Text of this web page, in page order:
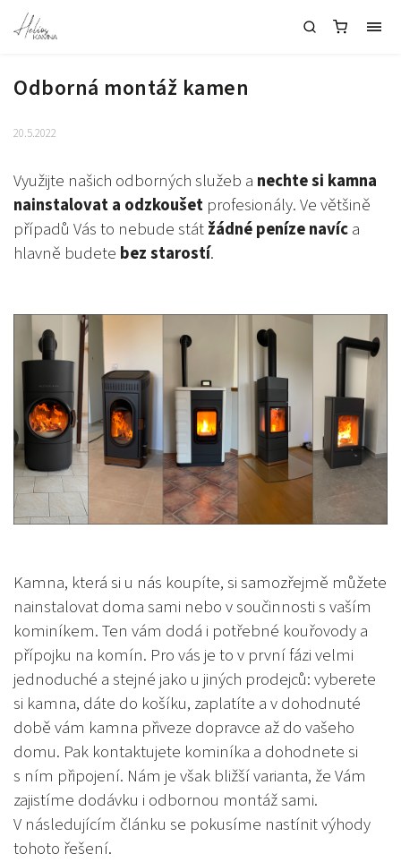
Odborná montáž kamen
20.5.2022
Využijte našich odborných služeb a nechte si kamna
nainstalovat a odzkoušet profesionály. Ve většině
případů Vás to nebude státžádné peníze navíca
hlavně budete bez starostí.
Kamna, která si u nás koupíte, si samozřejmě můžete
nainstalovat doma sami nebo v součinnosti s vaším
kominíkem. Ten vám dodá i potřebné kouřovody a
přípojku na komín. Pro vás je to v první fázi velmi
jednoduché a stejné jako u jiných prodejců: vyberete
si kamna, dáte do košíku, zaplatíte a v dohodnuté
době vám kamna přiveze dopravce až do vašeho
domu. Pak kontaktujete kominíka a dohodnete si
s ním připojení. Nám je však bližší varianta, že Vám
zajistíme dodávku i odbornou montáž sami.
V následujícím článku se pokusíme nastínit výhody
tohoto řešení.